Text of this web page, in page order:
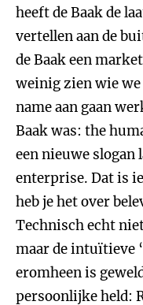
heeft de Baak de
vertellen aan de
de Baak een
weinig zien wie
name aan gaan
Baak was: the
een nieuwe slogan
enterprise. Dat is
heb je het over
Technisch echt
maar de intuïtieve
eromheen is
persoonlijke held: